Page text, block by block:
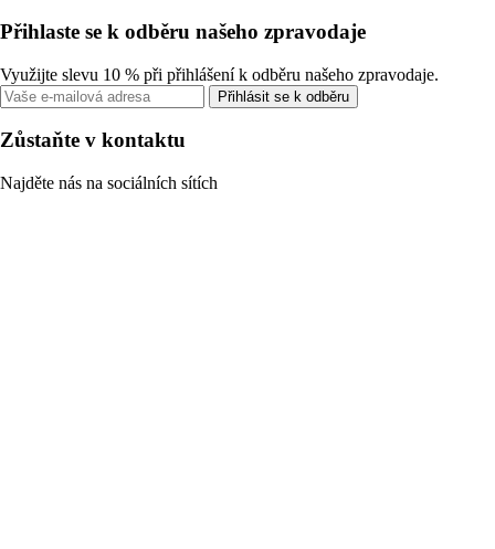
Přihlaste se k odběru našeho zpravodaje
Využijte slevu 10 % při přihlášení k odběru našeho zpravodaje.
Přihlásit se k odběru
Zůstaňte v kontaktu
Najděte nás na sociálních sítích